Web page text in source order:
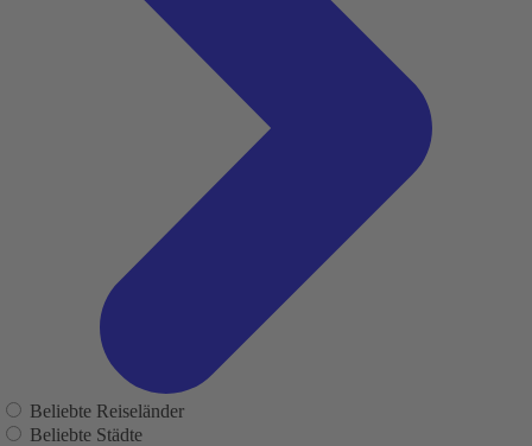
Beliebte Reiseländer
Beliebte Städte